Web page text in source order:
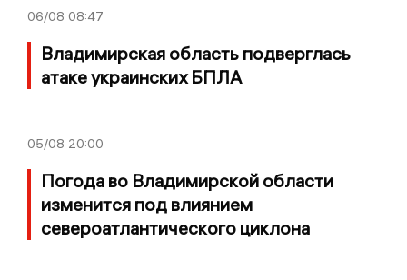
06/08 08:47
Владимирская область подверглась
атаке украинских БПЛА
05/08 20:00
Погода во Владимирской области
изменится под влиянием
североатлантического циклона